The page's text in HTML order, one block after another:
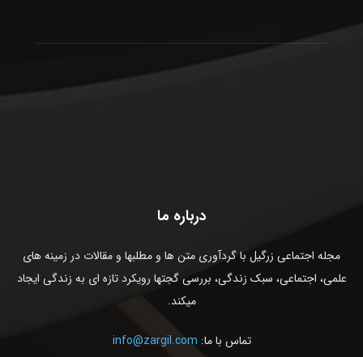
درباره ما
مجله اجتماعی زرگیل با گردآوری متن ها و مطلبها و مقالات در زمینه های
علمی، اجتماعی، سبک زندگی، بررسی گجتها رویکرد تازه ای به زندگی ایجاد
میکند.
تماس با ما: info@zargil.com